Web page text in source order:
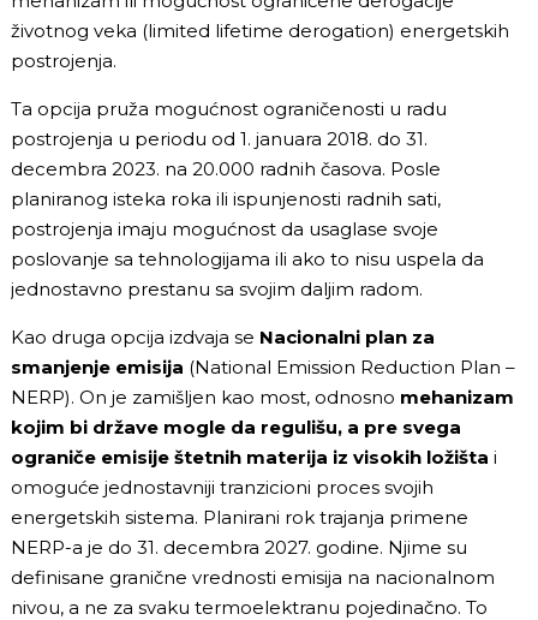
životnog veka (limited lifetime derogation) energetskih
postrojenja.
Ta opcija pruža mogućnost ograničenosti u radu
postrojenja u periodu od 1. januara 2018. do 31.
decembra 2023. na 20.000 radnih časova. Posle
planiranog isteka roka ili ispunjenosti radnih sati,
postrojenja imaju mogućnost da usaglase svoje
poslovanje sa tehnologijama ili ako to nisu uspela da
jednostavno prestanu sa svojim daljim radom.
Kao druga opcija izdvaja se Nacionalni plan za
smanjenje emisija (National Emission Reduction Plan –
NERP). On je zamišljen kao most, odnosno mehanizam
kojim bi države mogle da regulišu, a pre svega
ograniče emisije štetnih materija iz visokih ložišta i
omoguće jednostavniji tranzicioni proces svojih
energetskih sistema. Planirani rok trajanja primene
NERP-a je do 31. decembra 2027. godine. Njime su
definisane granične vrednosti emisija na nacionalnom
nivou, a ne za svaku termoelektranu pojedinačno. To